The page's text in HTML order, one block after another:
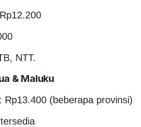
NTT.
& Maluku
Rp13.400 (beberapa provinsi)